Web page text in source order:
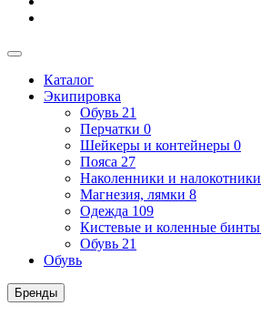
Каталог
Экипировка
Обувь 21
Перчатки 0
Шейкеры и контейнеры 0
Пояса 27
Наколенники и налокотники
Магнезия, лямки 8
Одежда 109
Кистевые и коленные бинты
Обувь 21
Обувь
Бренды